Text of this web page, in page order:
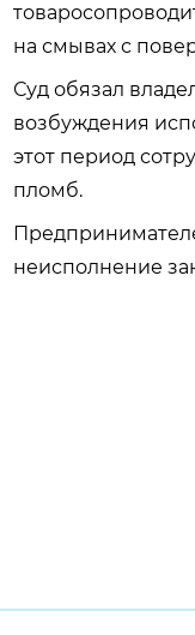
на смывах с
Суд обязал
возбуждения
этот период
пломб.
неисполнение